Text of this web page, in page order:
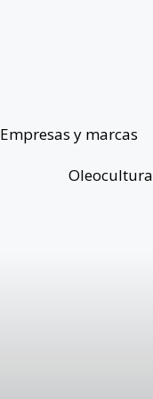
Empresas y marcas
Oleocultura